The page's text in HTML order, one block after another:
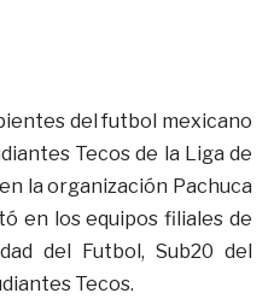
del futbol mexicano
Tecos de la Liga de
la organización Pachuca
en los equipos filiales de
del Futbol, Sub20 del
Tecos.